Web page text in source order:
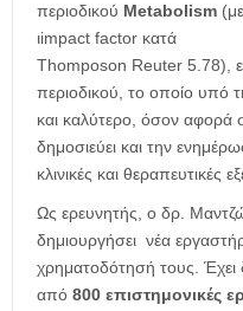
περιοδικού Metabolism
ιimpact factor κατά
Thomposon Reuter 5.78),
περιοδικού, το οποίο υπό
και καλύτερο, όσον αφορά
δημοσιεύει και την
κλινικές και θεραπευτικές
Ως ερευνητής, ο δρ.
δημιουργήσει νέα
χρηματοδότησή τους. Έχει
από 800 επιστημονικές